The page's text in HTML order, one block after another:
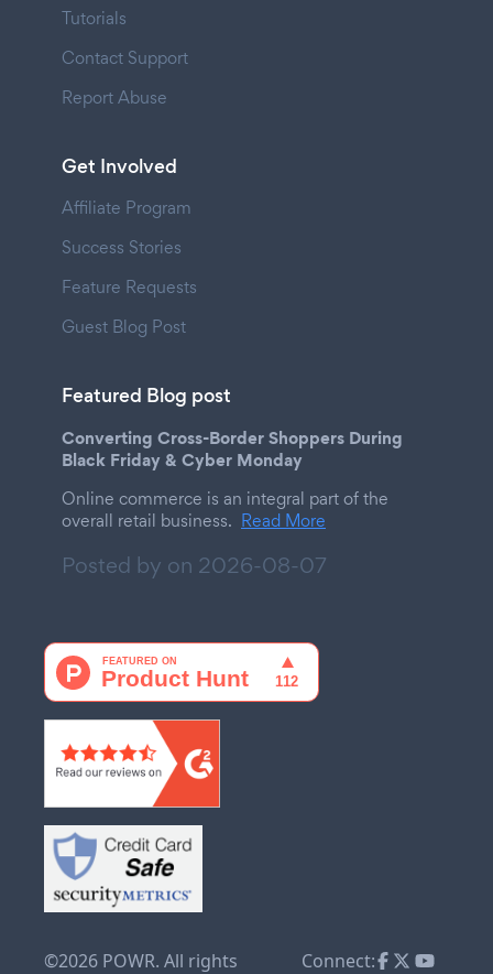
Tutorials
Contact Support
Report Abuse
Get Involved
Affiliate Program
Success Stories
Feature Requests
Guest Blog Post
Featured Blog post
Converting Cross-Border Shoppers During
Black Friday & Cyber Monday
Online commerce is an integral part of the
overall retail business. Read More
Posted by on 2026-08-07
©2026 POWR. All rights Connect: